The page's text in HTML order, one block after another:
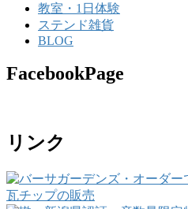
教室・1日体験
ステンド雑貨
BLOG
FacebookPage
リンク